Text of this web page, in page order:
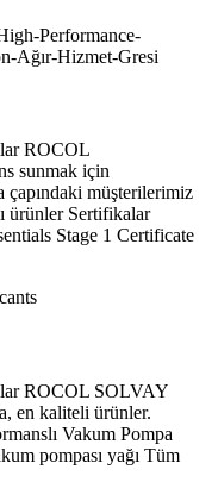
ROCOL
sunmak için
çapındaki müşterilerimiz
ürünler Sertifikalar
Stage 1 Certificate
ROCOL SOLVAY
en kaliteli ürünler.
Vakum Pompa
pompası yağı Tüm